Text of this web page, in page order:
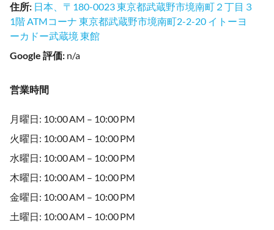
住所: 日本、〒180-0023 東京都武蔵野市境南町２丁目３
1階 ATMコーナ 東京都武蔵野市境南町2-2-20 イトーヨ
ーカドー武蔵境 東館
Google 評価: n/a
営業時間
月曜日: 10:00 AM – 10:00 PM
火曜日: 10:00 AM – 10:00 PM
水曜日: 10:00 AM – 10:00 PM
木曜日: 10:00 AM – 10:00 PM
金曜日: 10:00 AM – 10:00 PM
土曜日: 10:00 AM – 10:00 PM